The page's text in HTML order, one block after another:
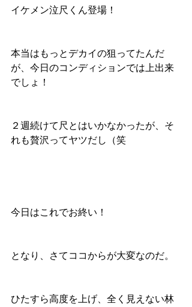
イケメン泣尺くん登場！
本当はもっとデカイの狙ってたんだ
が、今日のコンディションでは上出来
でしょ！
２週続けて尺とはいかなかったが、そ
れも贅沢ってヤツだし（笑
今日はこれでお終い！
となり、さてココからが大変なのだ。
ひたすら高度を上げ、全く見えない林